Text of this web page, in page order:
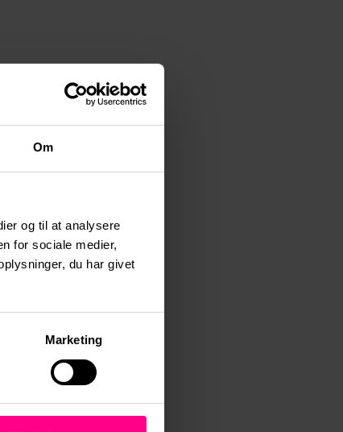
Om
og til at analysere
for sociale medier,
du har givet
Marketing
fysiske tilsyn
der udpeger
tilsyn på
affaldstilsyn
er 100